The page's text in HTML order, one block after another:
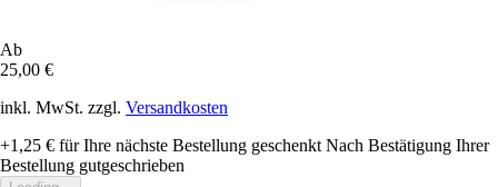
Ab
25,00 €
inkl. MwSt. zzgl. Versandkosten
+1,25 € für Ihre nächste Bestellung geschenkt Nach Bestätigung Ihrer
Bestellung gutgeschrieben